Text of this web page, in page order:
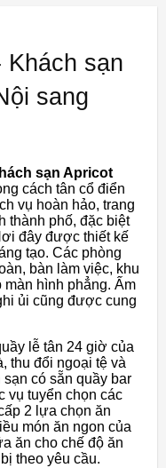
Khách sạn
sang
sạn Apricot
cách tân cổ điển
vụ hoàn hảo, trang
thành phố, đặc biệt
đây được thiết kế
tạo. Các phòng
bàn làm việc, khu
hình phẳng. Ấm
ủi cũng được cung
lễ tân 24 giờ của
thu đổi ngoại tệ và
có sẵn quầy bar
vụ tuyển chọn các
2 lựa chọn ăn
món ăn ngon của
ăn cho chế độ ăn
theo yêu cầu.